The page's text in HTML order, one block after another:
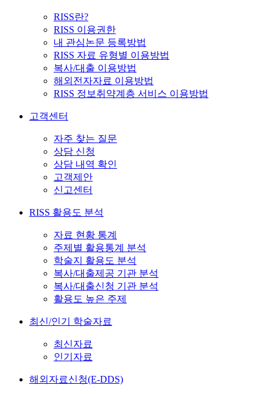
RISS란?
RISS 이용권한
내 관심논문 등록방법
RISS 자료 유형별 이용방법
복사/대출 이용방법
해외전자자료 이용방법
RISS 정보취약계층 서비스 이용방법
고객센터
자주 찾는 질문
상담 신청
상담 내역 확인
고객제안
신고센터
RISS 활용도 분석
자료 현황 통계
주제별 활용통계 분석
학술지 활용도 분석
복사/대출제공 기관 분석
복사/대출신청 기관 분석
활용도 높은 주제
최신/인기 학술자료
최신자료
인기자료
해외자료신청(E-DDS)